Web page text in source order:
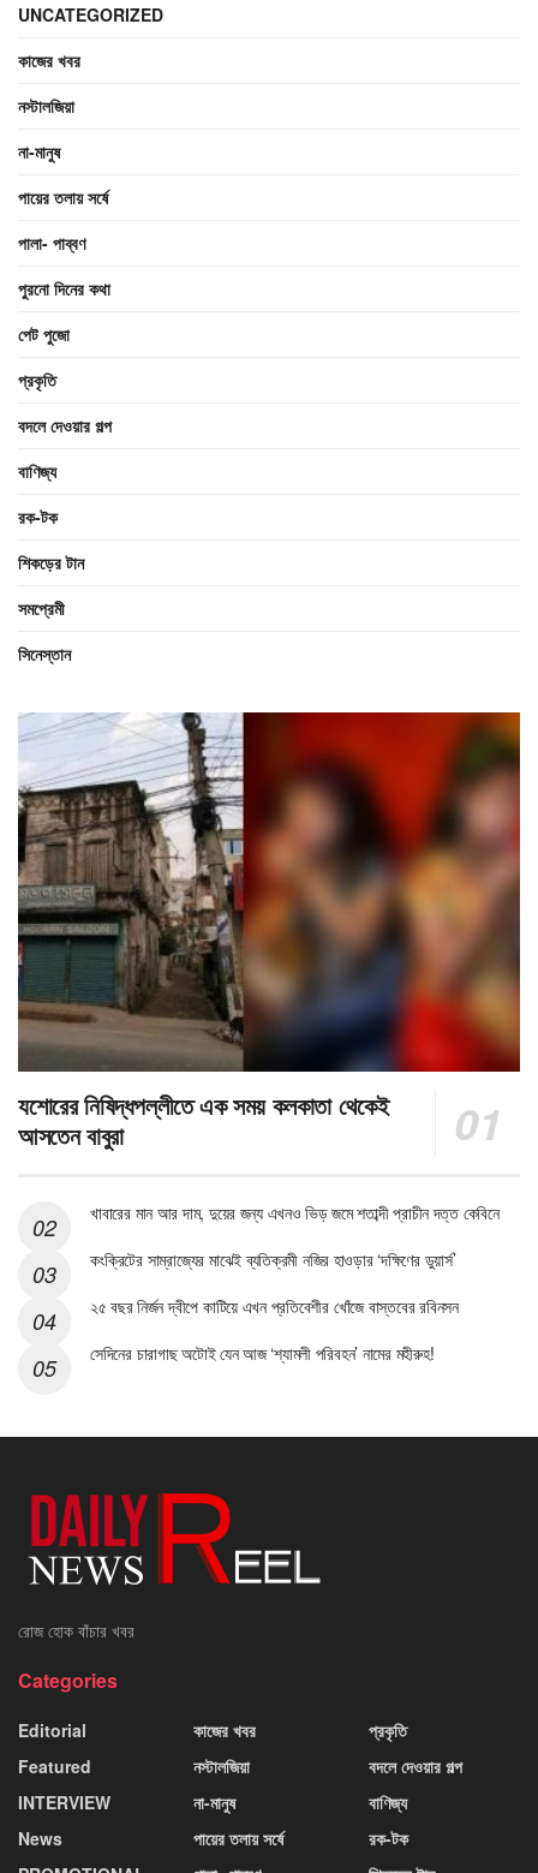
UNCATEGORIZED
কাজের খবর
নস্টালজিয়া
না-মানুষ
পায়ের তলায় সর্ষে
পালা- পাব্বণ
পুরনো দিনের কথা
পেট পুজো
প্রকৃতি
বদলে দেওয়ার গল্প
বাণিজ্য
রক-টক
শিকড়ের টান
সমপ্রেমী
সিনেস্তান
যশোরের নিষিদ্ধপল্লীতে এক সময় কলকাতা থেকেই
আসতেন বাবুরা
খাবারের মান আর দাম, দুয়ের জন্য এখনও ভিড় জমে শতাব্দী প্রাচীন দত্ত কেবিনে
কংক্রিটের সাম্রাজ্যের মাঝেই ব্যতিক্রমী নজির হাওড়ার ‘দক্ষিণের ডুয়ার্স’
২৫ বছর নির্জন দ্বীপে কাটিয়ে এখন প্রতিবেশীর খোঁজে বাস্তবের রবিনসন
সেদিনের চারাগাছ অটোই যেন আজ ‘শ্যামলী পরিবহন’ নামের মহীরুহ!
রোজ হোক বাঁচার খবর
Categories
Editorial
Featured
INTERVIEW
News
কাজের খবর
নস্টালজিয়া
না-মানুষ
পায়ের তলায় সর্ষে
প্রকৃতি
বদলে দেওয়ার গল্প
বাণিজ্য
রক-টক